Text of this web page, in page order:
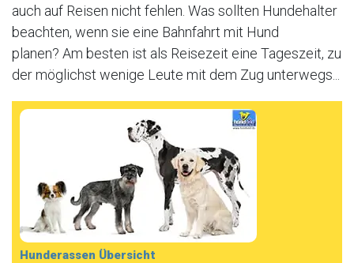
auch auf Reisen nicht fehlen. Was sollten Hundehalter
beachten, wenn sie eine Bahnfahrt mit Hund
planen? Am besten ist als Reisezeit eine Tageszeit, zu
der möglichst wenige Leute mit dem Zug unterwegs...
Hunderassen Übersicht